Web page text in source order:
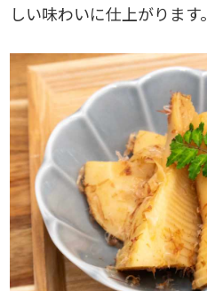
しい味わいに仕上がります。